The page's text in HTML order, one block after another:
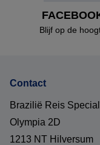
Blijf op de
Contact
Brazilië Reis
Olympia 2D
1213 NT Hilversum